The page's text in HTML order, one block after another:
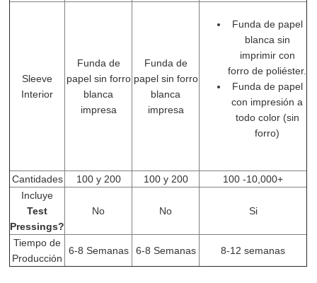
Sleeve
Interior
Funda de
papel sin forro
blanca
impresa
Funda de
papel sin forro
blanca
impresa
Funda de papel
blanca sin
imprimir con
forro de poliéster.
Funda de papel
con impresión a
todo color (sin
forro)
Cantidades 100 y 200 100 y 200
100 -10,000+
Incluye
Test
Pressings?
No No Si
Tiempo de
Producción
6-8 Semanas 6-8 Semanas 8-12 semanas